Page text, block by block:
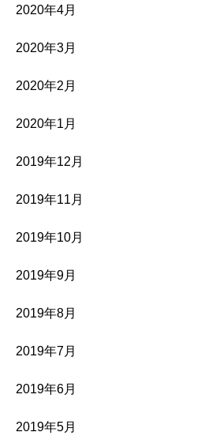
2020年4月
2020年3月
2020年2月
2020年1月
2019年12月
2019年11月
2019年10月
2019年9月
2019年8月
2019年7月
2019年6月
2019年5月